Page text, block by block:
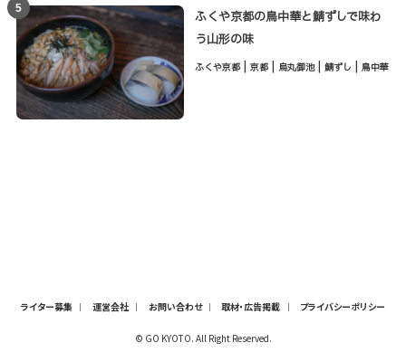
5
ふくや京都の鳥中華と鯖ずしで味わ
う山形の味
ふくや京都 | 京都 | 烏丸御池 | 鯖ずし | 鳥中華
ライター募集 運営会社 お問い合わせ 取材・広告掲載 プライバシーポリシー
© GO KYOTO. All Right Reserved.